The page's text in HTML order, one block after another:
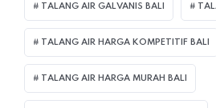
TALANG AIR GALVANIS BALI
TALANG AIR HARGA KOMPETITIF BALI
TALANG AIR HARGA MURAH BALI